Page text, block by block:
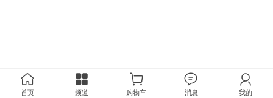
首页 频道 购物车 消息 我的